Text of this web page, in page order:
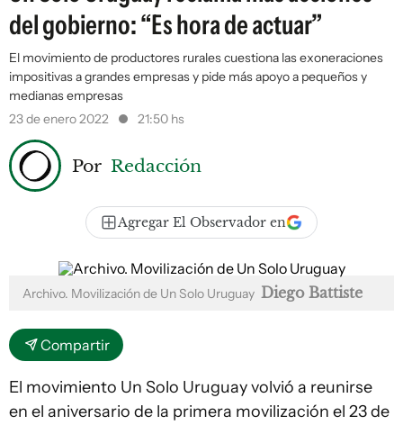
del gobierno: “Es hora de actuar”
El movimiento de productores rurales cuestiona las exoneraciones
impositivas a grandes empresas y pide más apoyo a pequeños y
medianas empresas
23 de enero 2022
21:50 hs
Por Redacción
Agregar El Observador en
Archivo. Movilización de Un Solo Uruguay Diego Battiste
Compartir
El movimiento Un Solo Uruguay volvió a reunirse
en el aniversario de la primera movilización el 23 de